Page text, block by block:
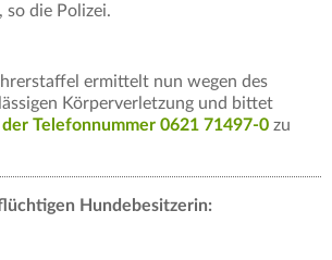
so die Polizei.
ermittelt nun wegen des
Körperverletzung und bittet
Telefonnummer 0621 71497-0 zu
Hundebesitzerin: